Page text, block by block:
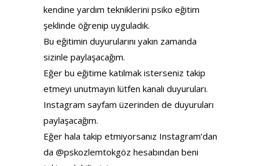
kendine yardım tekniklerini psiko eğitim
şeklinde öğrenip uyguladık.
Bu eğitimin duyurularını yakın zamanda
sizinle paylaşacağım.
Eğer bu eğitime katılmak isterseniz takip
etmeyi unutmayın lütfen kanalı duyuruları.
Instagram sayfam üzerinden de duyuruları
paylaşacağım.
Eğer hala takip etmiyorsanız Instagram’dan
da @pskozlemtokgöz hesabından beni